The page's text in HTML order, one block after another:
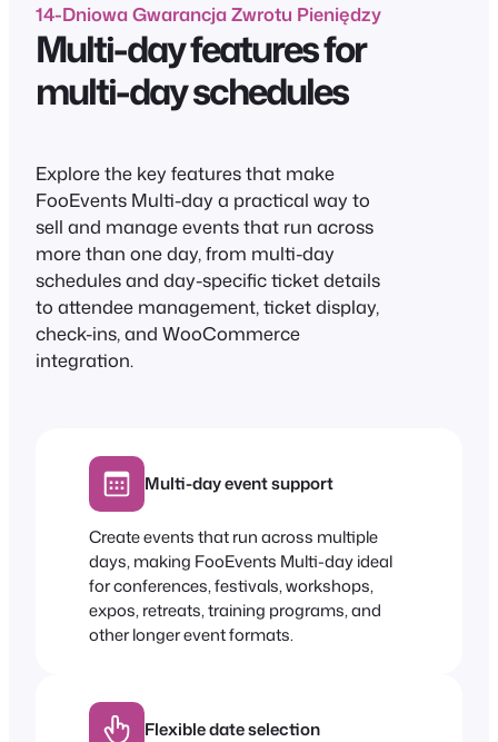
14-Dniowa Gwarancja Zwrotu Pieniędzy
Multi-day features for
multi-day schedules
Explore the key features that make
FooEvents Multi-day a practical way to
sell and manage events that run across
more than one day, from multi-day
schedules and day-specific ticket details
to attendee management, ticket display,
check-ins, and WooCommerce
integration.
Multi-day event support
Create events that run across multiple
days, making FooEvents Multi-day ideal
for conferences, festivals, workshops,
expos, retreats, training programs, and
other longer event formats.
Flexible date selection